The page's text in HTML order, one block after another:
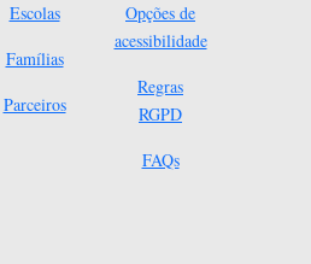
Escolas
Famílias
Parceiros
Opções de
acessibilidade
Regras
RGPD
FAQs